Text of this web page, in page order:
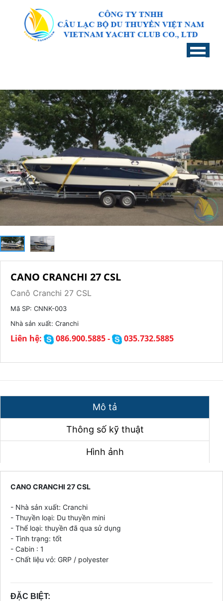
CANO CRANCHI 27 CSL
Canô Cranchi 27 CSL
Mã SP: CNNK-003
Nhà sản xuất: Cranchi
Liên hệ: 086.900.5885 - 035.732.5885
Mô tả
Thông số kỹ thuật
Hình ảnh
CANO CRANCHI 27 CSL
- Nhà sản xuất: Cranchi
- Thuyền loại: Du thuyền mini
- Thể loại: thuyền đã qua sử dụng
- Tình trạng: tốt
- Cabin : 1
- Chất liệu vỏ: GRP / polyester
ĐẶC BIỆT: